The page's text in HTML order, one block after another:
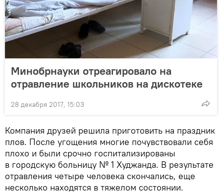
Минобрнауки отреагировало на
отравление школьников на дискотеке
28 декабря 2017, 15:03
Компания друзей решила приготовить на праздник
плов. После угощения многие почувствовали себя
плохо и были срочно госпитализированы
в городскую больницу № 1 Худжанда. В результате
отравления четыре человека скончались, еще
несколько находятся в тяжелом состоянии.